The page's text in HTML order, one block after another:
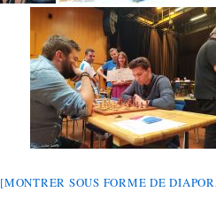
[MONTRER SOUS FORME DE